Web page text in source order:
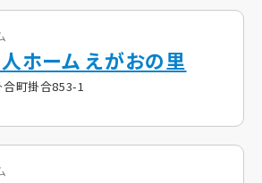
ホーム えがおの里
町掛合853-1